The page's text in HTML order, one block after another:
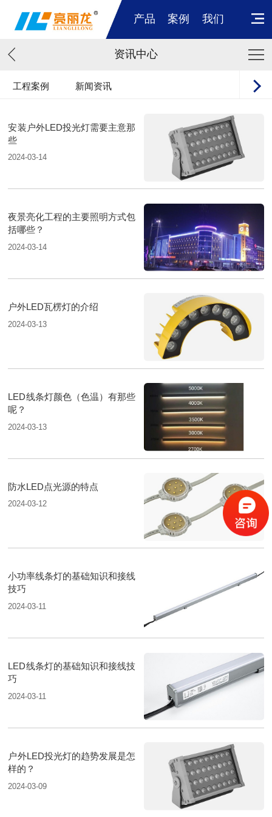
产品 案例 我们
资讯中心
工程案例 新闻资讯
安装户外LED投光灯需要主意那
些
2024-03-14
夜景亮化工程的主要照明方式包
括哪些？
2024-03-14
户外LED瓦楞灯的介绍
2024-03-13
LED线条灯颜色（色温）有那些
呢？
2024-03-13
防水LED点光源的特点
2024-03-12
小功率线条灯的基础知识和接线
技巧
2024-03-11
LED线条灯的基础知识和接线技
巧
2024-03-11
户外LED投光灯的趋势发展是怎
样的？
2024-03-09